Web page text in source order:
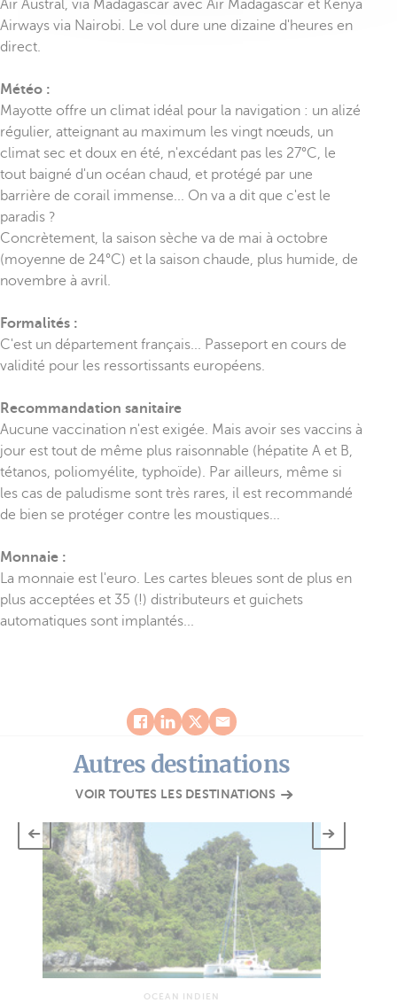
Air Austral, via Madagascar avec Air Madagascar et Kenya
Airways via Nairobi. Le vol dure une dizaine d'heures en
direct.
Météo :
Mayotte offre un climat idéal pour la navigation : un alizé
régulier, atteignant au maximum les vingt nœuds, un
climat sec et doux en été, n'excédant pas les 27°C, le
tout baigné d'un océan chaud, et protégé par une
barrière de corail immense... On va a dit que c'est le
paradis ?
Concrètement, la saison sèche va de mai à octobre
(moyenne de 24°C) et la saison chaude, plus humide, de
novembre à avril.
Formalités :
C'est un département français... Passeport en cours de
validité pour les ressortissants européens.
Recommandation sanitaire
Aucune vaccination n'est exigée. Mais avoir ses vaccins à
jour est tout de même plus raisonnable (hépatite A et B,
tétanos, poliomyélite, typhoïde). Par ailleurs, même si
les cas de paludisme sont très rares, il est recommandé
de bien se protéger contre les moustiques...
Monnaie :
La monnaie est l'euro. Les cartes bleues sont de plus en
plus acceptées et 35 (!) distributeurs et guichets
automatiques sont implantés...
Autres destinations
VOIR TOUTES LES DESTINATIONS
OCÉAN INDIEN